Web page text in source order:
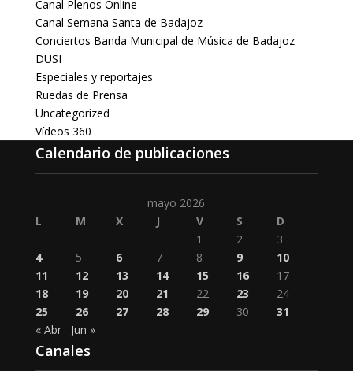
Canal Plenos Online
Canal Semana Santa de Badajoz
Conciertos Banda Municipal de Música de Badajoz
DUSI
Especiales y reportajes
Ruedas de Prensa
Uncategorized
Vídeos 360
Calendario de publicaciones
mayo 2026
L
M X J V S
D
1
2
3
4
5 6 7 8 9
10
11
12 13 14 15 16
17
18
19 20 21 22 23
24
25
26 27 28 29 30
31
« Abr
Jun »
Canales